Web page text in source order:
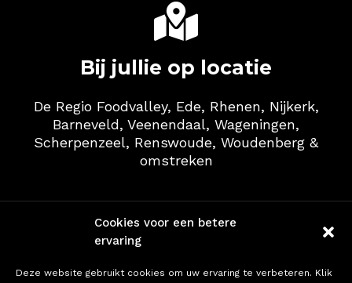
Cookies voor een betere
ervaring
Deze website gebruikt cookies om uw ervaring te verbeteren. Klik

Bij jullie op locatie
De Regio Foodvalley, Ede, Rhenen, Nijkerk,
Barneveld, Veenendaal, Wageningen,
Scherpenzeel, Renswoude, Woudenberg &
omstreken
Certificeringen